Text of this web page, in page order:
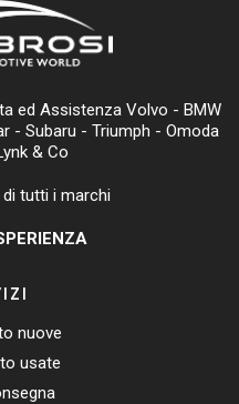
ed Assistenza Volvo - BMW
- Subaru - Triumph - Omoda
& Co
tutti i marchi
nuove
usate